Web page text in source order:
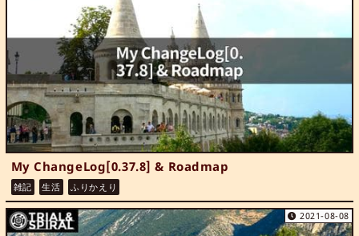
My ChangeLog[0.37.8] & Roadmap
雑記 生活 ふりかえり
2021-08-08